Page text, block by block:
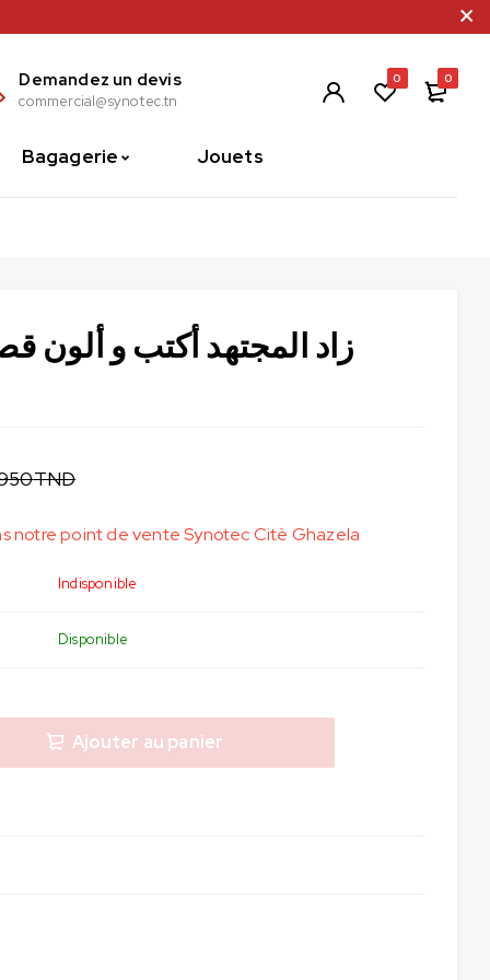
Demandez un devis
commercial@synotec.tn
0 0
Bagagerie Jouets
زاد المجتهد أكتب و ألون قصتي 3/4
TND
notre point de vente Synotec Citè Ghazela
Indisponible
Disponible
Ajouter au panier